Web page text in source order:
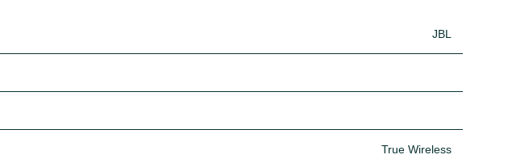
JBL
True Wireless